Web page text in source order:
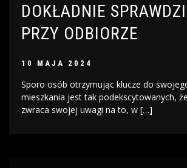
DOKŁADNIE
PRZY ODBIORZE
10 MAJA 2024
Sporo osób otrzymując klucze do
mieszkania jest tak podekscytowanych,
zwraca swojej uwagi na to, w […]